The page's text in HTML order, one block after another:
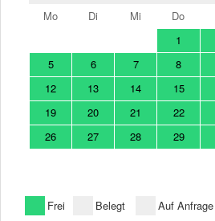
Mo
Di Mi Do
1
5
6 7 8
12
13 14 15
19
20 21 22
26
27 28 29
Frei Belegt Auf Anfrage